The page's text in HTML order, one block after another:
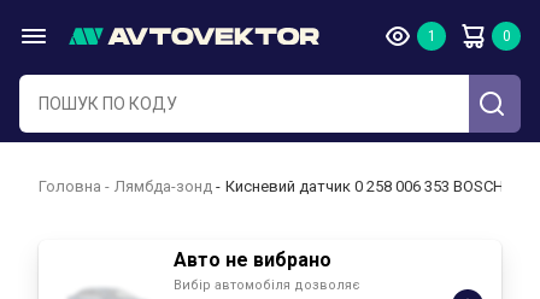
Головна Лямбда-зонд Кисневий датчик 0 258 006 353 BOSCH
Авто не вибрано
Вибір автомобіля дозволяє